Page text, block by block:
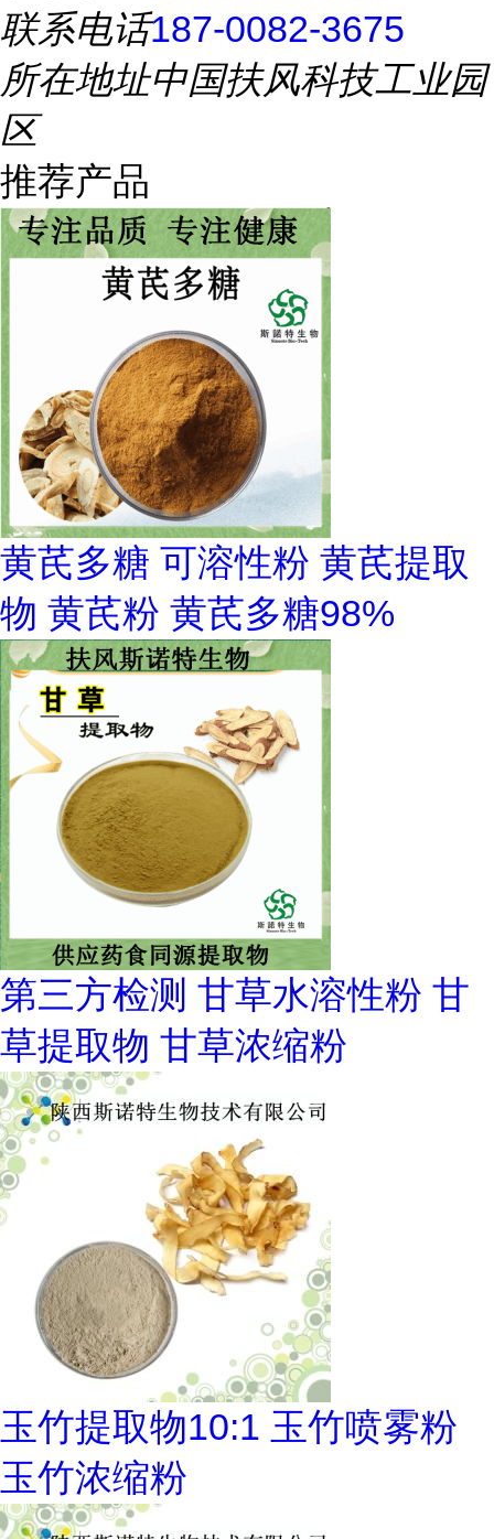
联系电话187-0082-3675
所在地址中国扶风科技工业园
区
推荐产品
黄芪多糖 可溶性粉 黄芪提取
物 黄芪粉 黄芪多糖98%
第三方检测 甘草水溶性粉 甘
草提取物 甘草浓缩粉
玉竹提取物10:1 玉竹喷雾粉
玉竹浓缩粉